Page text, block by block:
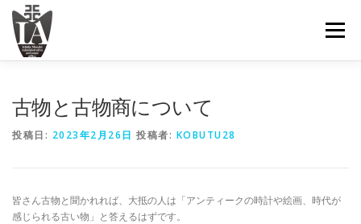
メニュー
古物と古物商について
投稿日: 2023年2月26日 投稿者: KOBUTU28
皆さん古物と聞かれれば、大抵の人は「アンティークの時計や絵画、時代が
感じられる古い物」と答えるはずです。